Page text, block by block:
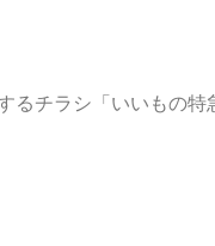
チラシ「いいもの特